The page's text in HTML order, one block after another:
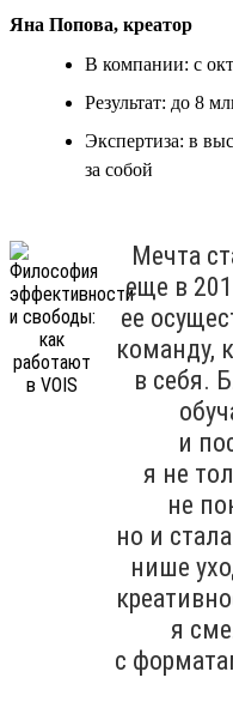
Яна Попова, креатор
В компании: с
Результат: до 8
Экспертиза: в
за собой
Мечта
еще в
ее
команду,
в себя.
и
я не
не
но и
нише
я
с